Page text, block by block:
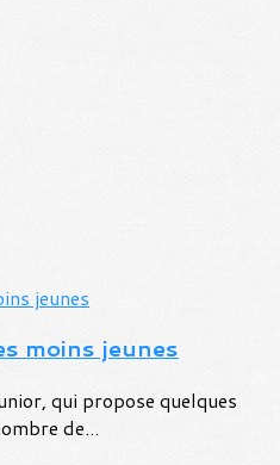
moins jeunes
qui propose quelques
de...